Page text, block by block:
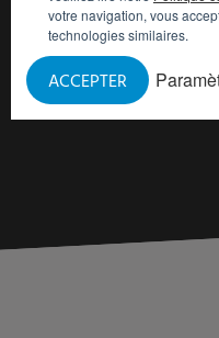
votre navigation, vous
technologies similaires.
ACCEPTER
DEMANDE